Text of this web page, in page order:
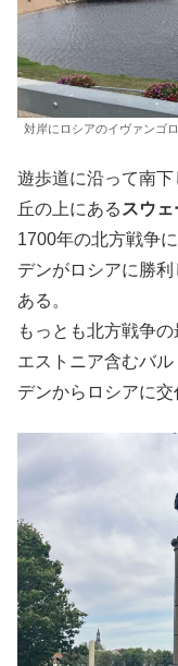
対岸にロシアのイヴァンゴ
遊歩道に沿って南
丘の上にある スウ
1700年の北方戦争
デンがロシアに勝
ある。
もっとも北方戦争
エストニア含むバ
デンからロシアに交